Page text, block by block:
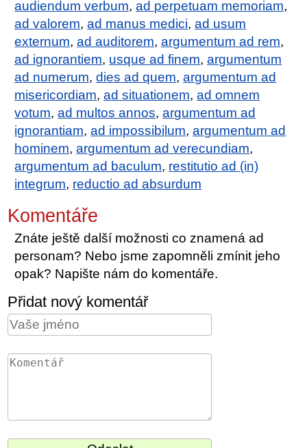
audiendum verbum,ad perpetuam memoriam,
ad valorem,ad manus medici,ad usum
externum,ad auditorem,argumentum ad rem,
ad ignorantiem, usque ad finem,argumentum
ad numerum,dies ad quem,argumentum ad
misericordiam,ad situationem,ad omnem
votum,ad multos annos,argumentum ad
ignorantiam,ad impossibilum,argumentum ad
hominem,argumentum ad verecundiam,
argumentum ad baculum, restitutio ad (in)
integrum, reductio ad absurdum
Komentáře
Znáte ještě další možnosti co znamená ad
personam? Nebo jsme zapomněli zmínit jeho
opak? Napište nám do komentáře.
Přidat nový komentář